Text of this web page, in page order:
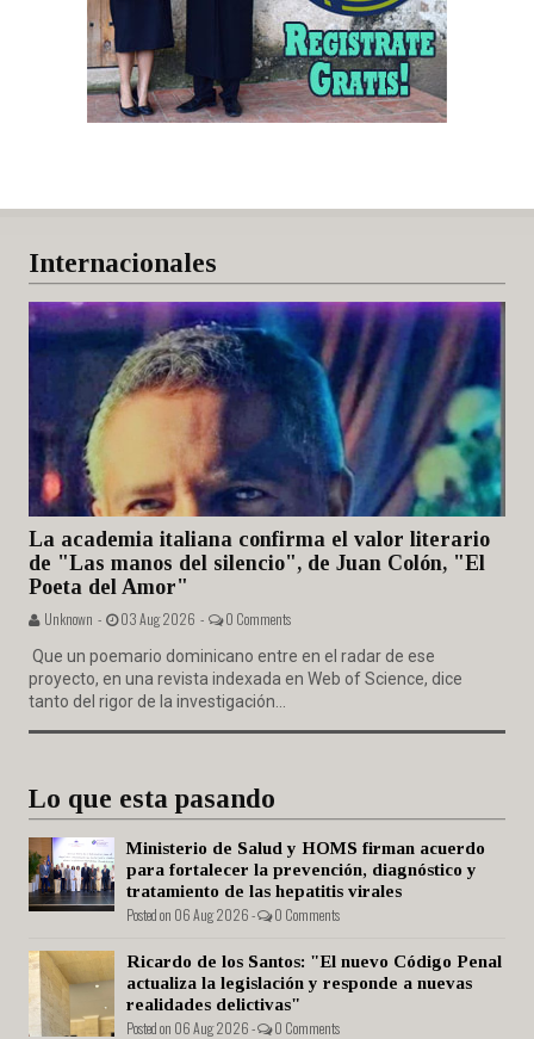
Internacionales
La academia italiana confirma el valor literario
de "Las manos del silencio", de Juan Colón, "El
Poeta del Amor"
Unknown - 03 Aug 2026 - 0 Comments
Que un poemario dominicano entre en el radar de ese
proyecto, en una revista indexada en Web of Science, dice
tanto del rigor de la investigación...
Lo que esta pasando
Ministerio de Salud y HOMS firman acuerdo
para fortalecer la prevención, diagnóstico y
tratamiento de las hepatitis virales
Posted on 06 Aug 2026 - 0 Comments
Ricardo de los Santos: "El nuevo Código Penal
actualiza la legislación y responde a nuevas
realidades delictivas"
Posted on 06 Aug 2026 - 0 Comments